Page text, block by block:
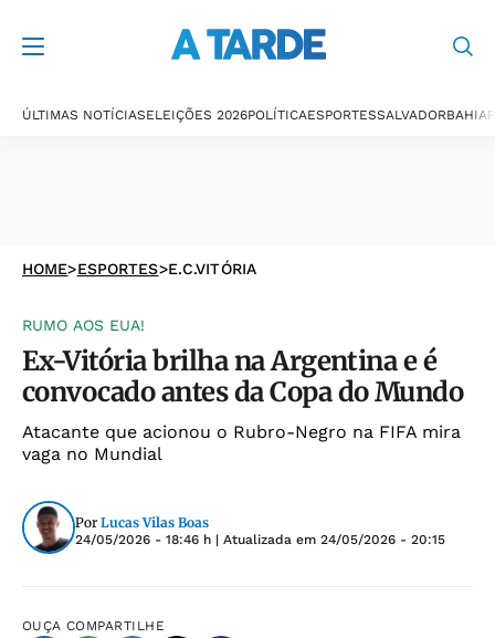
ÚLTIMAS NOTÍCIASELEIÇÕES 2026POLÍTICAESPORTESSALVADORBAHIA
HOME>ESPORTES>E.C.VITÓRIA
RUMO AOS EUA!
Ex-Vitória brilha na Argentina e é
convocado antes da Copa do Mundo
Atacante que acionou o Rubro-Negro na FIFA mira
vaga no Mundial
Por Lucas Vilas Boas
24/05/2026 - 18:46 h | Atualizada em 24/05/2026 - 20:15
OUÇA COMPARTILHE